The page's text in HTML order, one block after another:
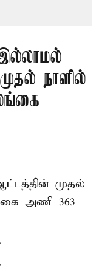
நாளில்
ஆட்டத்தின் முதல்
அணி 363